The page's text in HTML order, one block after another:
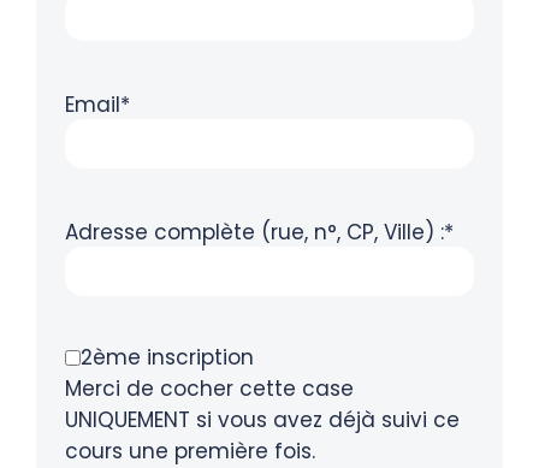
Email*
Adresse complète (rue, n°, CP, Ville) :*
2ème inscription
Merci de cocher cette case
UNIQUEMENT si vous avez déjà suivi ce
cours une première fois.